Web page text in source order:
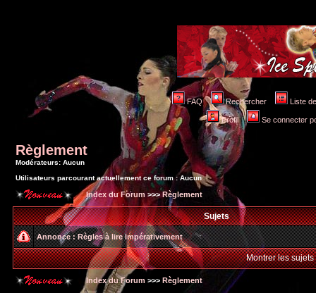
FAQ Rechercher Liste
Profil Se connecter
Règlement
Modérateurs: Aucun
Utilisateurs parcourant actuellement ce forum : Aucun
Index du Forum >>>Règlement
Sujets
Annonce : Règles à lire impérativement
Montrer les
Index du Forum >>> Règlement